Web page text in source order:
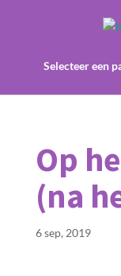
Selecteer een
Op
(na
6 sep, 2019